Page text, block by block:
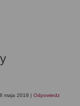
maja 2018 | Odpowiedz